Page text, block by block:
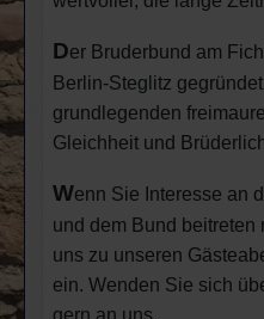
Der Bruderbund am
Berlin-Steglitz
grundlegenden
Gleichheit und
Wenn Sie Interesse an
und dem Bund beitreten
uns zu unseren
ein. Wenden Sie sich
gern an uns.